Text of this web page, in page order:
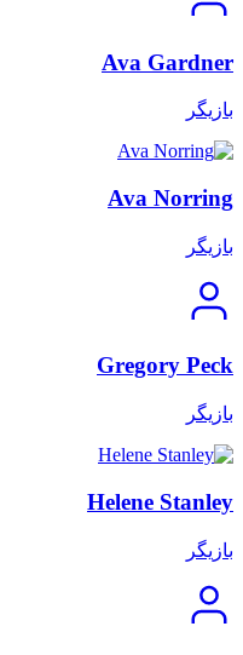
Ava Gardner
بازیگر
Ava Norring
بازیگر
Gregory Peck
بازیگر
Helene Stanley
بازیگر